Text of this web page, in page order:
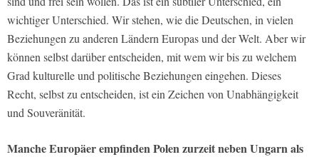
wichtiger Unterschied. Wir stehen, wie die Deutschen, in vielen
Beziehungen zu anderen Ländern Europas und der Welt. Aber wir
können selbst darüber entscheiden, mit wem wir bis zu welchem
Grad kulturelle und politische Beziehungen eingehen. Dieses
Recht, selbst zu entscheiden, ist ein Zeichen von Unabhängigkeit
und Souveränität.
Manche Europäer empfinden Polen zurzeit neben Ungarn als